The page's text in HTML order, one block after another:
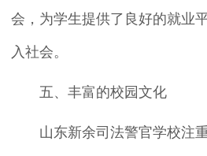
会，为学生提供了良好的就业
入社会。
五、丰富的校园文化
山东新余司法警官学校注